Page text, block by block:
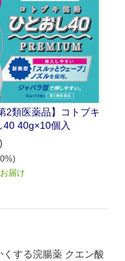
2類医薬品】コトブキ
40 40g×10個入
届け
くする浣腸薬 クエン酸